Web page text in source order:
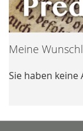
Meine
Sie haben